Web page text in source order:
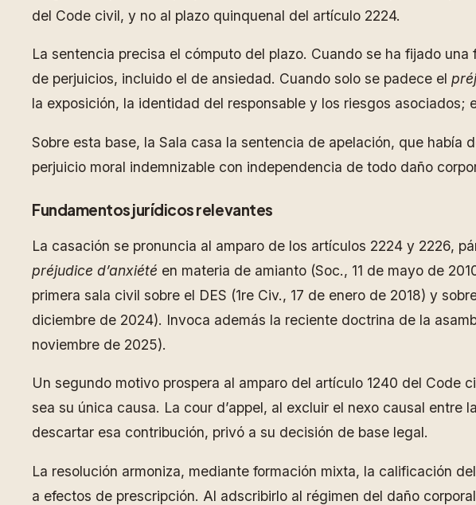
del Code civil, y no al plazo quinquenal del artículo 2224.
La sentencia precisa el cómputo del plazo. Cuando se ha fijado
de perjuicios, incluido el de ansiedad. Cuando solo se padece el
la exposición, la identidad del responsable y los riesgos asociados;
Sobre esta base, la Sala casa la sentencia de apelación, que había
perjuicio moral indemnizable con independencia de todo daño
Fundamentos jurídicos relevantes
La casación se pronuncia al amparo de los artículos 2224 y 2226,
préjudice d’anxiété en materia de amianto (Soc., 11 de mayo de
primera sala civil sobre el DES (1re Civ., 17 de enero de 2018) y
diciembre de 2024). Invoca además la reciente doctrina de la
noviembre de 2025).
Un segundo motivo prospera al amparo del artículo 1240 del Code
sea su única causa. La cour d’appel, al excluir el nexo causal
descartar esa contribución, privó a su decisión de base legal.
La resolución armoniza, mediante formación mixta, la calificación del
a efectos de prescripción. Al adscribirlo al régimen del daño